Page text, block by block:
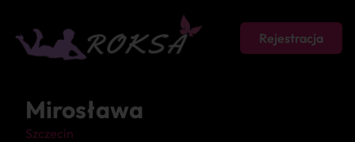
Rejestracja
Mirosława
Szczecin